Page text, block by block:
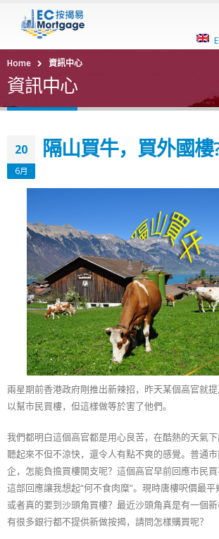
Home 資訊中心
資訊中心
20
6月
隔山買牛，買外國樓
兩星期前香港政府剛推出新辣招，昨天某個高官就
以幫市民買樓，但這樣做等於害了他們。
我們都明白這個高官都是用心良苦，在酷熱的天氣
聽起來不但不涼快，還令人有點不爽的感覺。普通
企，怎能負擔買樓開支呢？這個高官早前回應市民買
這部回應讓我想起“何不食肉糜”。現時唐樓呎價最平
或者真的要到沙頭角買樓？最近沙頭角真是有一個
有很多銀行都不提供新做按揭，請問怎樣購買呢？